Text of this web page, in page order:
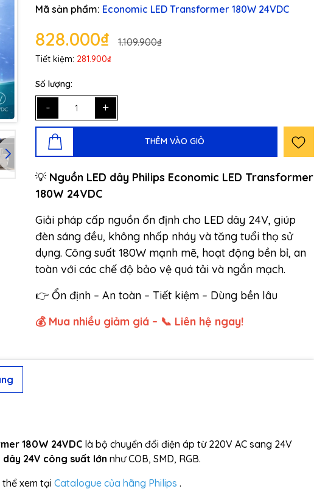
Mã sản phẩm: Economic LED Transformer 180W 24VDC
828.000₫ 1.109.900₫
Tiết kiệm: 281.900₫
Số lượng:
- +
THÊM VÀO GIỎ
💡 Nguồn LED dây Philips Economic LED Transformer
180W 24VDC
Giải pháp cấp nguồn ổn định cho LED dây 24V, giúp
đèn sáng đều, không nhấp nháy và tăng tuổi thọ sử
dụng. Công suất 180W mạnh mẽ, hoạt động bền bỉ, an
toàn với các chế độ bảo vệ quá tải và ngắn mạch.
👉 Ổn định – An toàn – Tiết kiệm – Dùng bền lâu
💰 Mua nhiều giảm giá – 📞 Liên hệ ngay!
180W 24VDC là bộ chuyển đổi điện áp từ 220V AC sang 24V
dây 24V công suất lớn như COB, SMD, RGB.
xem tại Catalogue của hãng Philips .